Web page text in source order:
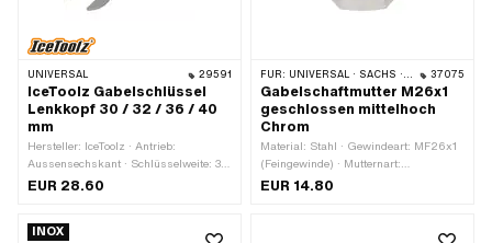
UNIVERSAL 29591
IceToolz Gabelschlüssel
Lenkkopf 30 / 32 / 36 / 40
mm
Hersteller: IceToolz · Antrieb:
Aussensechskant · Schlüsselweite: 30
- 40 mm · Anwendungsbereich:
EUR 28.60
FÜR: UNIVERSAL · SACHS · HERCULES 37075
Gabelschaftmutter M26x1
geschlossen mittelhoch
Chrom
Material: Stahl · Gewindeart: MF26x1
(Feingewinde) · Mutternart:
Sechskantmutter · Ø aussen: 34 mm ·
EUR 14.80
INOX